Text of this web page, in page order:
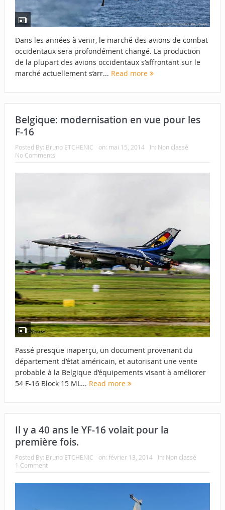
Dans les années à venir, le marché des avions de combat
occidentaux sera profondément changé. La production
de la plupart des avions occidentaux s’affrontant sur le
marché actuellement s’arr... Read more
Belgique: modernisation en vue pour les
F-16
Posted By: Bruno ETCHENIC on: mai 15, 2014 In: Non classé
No Comments
Passé presque inaperçu, un document provenant du
département d’état américain, et autorisant une vente
probable à la Belgique d’équipements visant à améliorer
54 F-16 Block 15 ML... Read more
Il y a 40 ans le YF-16 volait pour la
première fois.
Posted By: Bruno ETCHENIC on: février 13, 2014 In: Non classé
1 Comment